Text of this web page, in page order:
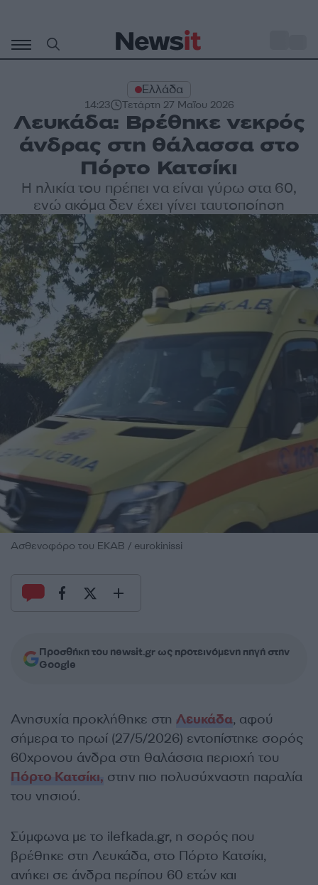
περιεχόμενο
Ελλάδα
14:23 Τετάρτη 27 Μαΐου 2026
Λευκάδα: Βρέθηκε νεκρός
άνδρας στη θάλασσα στο
Πόρτο Κατσίκι
Η ηλικία του πρέπει να είναι γύρω στα 60,
ενώ ακόμα δεν έχει γίνει ταυτοποίηση
Ασθενοφόρο του ΕΚΑΒ / eurokinissi
Προσθήκη του newsit.gr ως προτεινόμενη πηγή στην
Google
Ανησυχία προκλήθηκε στη Λευκάδα, αφού
σήμερα το πρωί (27/5/2026) εντοπίστηκε σορός
60χρονου άνδρα στη θαλάσσια περιοχή του
Πόρτο Κατσίκι, στην πιο πολυσύχναστη παραλία
του νησιού.
Σύμφωνα με το ilefkada.gr, η σορός που
βρέθηκε στη Λευκάδα, στο Πόρτο Κατσίκι,
ανήκει σε άνδρα περίπου 60 ετών και